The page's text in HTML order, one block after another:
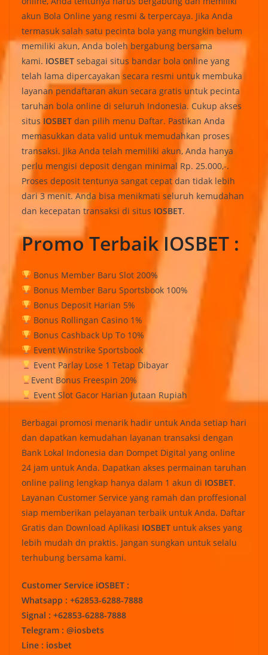
akun Bola Online yang resmi & terpercaya. Jika Anda
termasuk salah satu pecinta bola yang mungkin belum
memiliki akun, Anda boleh bergabung bersama
kami. IOSBET sebagai situs bandar bola online yang
telah lama dipercayakan secara resmi untuk membuka
layanan pendaftaran akun secara gratis untuk pecinta
taruhan bola online di seluruh Indonesia. Cukup akses
situs IOSBET dan pilih menu Daftar. Pastikan Anda
memasukkan data valid untuk memudahkan proses
transaksi. Jika Anda telah memiliki akun, Anda hanya
perlu mengisi deposit dengan minimal Rp. 25.000,-.
Proses deposit tentunya sangat cepat dan tidak lebih
dari 3 menit. Anda bisa menikmati seluruh kemudahan
dan kecepatan transaksi di situs IOSBET.
Promo Terbaik IOSBET :
Bonus Member Baru Slot 200%
Bonus Member Baru Sportsbook 100%
Bonus Deposit Harian 5%
Bonus Rollingan Casino 1%
Bonus Cashback Up To 10%
Event Winstrike Sportsbook
Event Parlay Lose 1 Tetap Dibayar
Event Bonus Freespin 20%
Event Slot Gacor Harian Jutaan Rupiah
Berbagai promosi menarik hadir untuk Anda setiap hari
dan dapatkan kemudahan layanan transaksi dengan
Bank Lokal Indonesia dan Dompet Digital yang online
24 jam untuk Anda. Dapatkan akses permainan taruhan
online paling lengkap hanya dalam 1 akun di IOSBET.
Layanan Customer Service yang ramah dan proffesional
siap memberikan pelayanan terbaik untuk Anda. Daftar
Gratis dan Download Aplikasi IOSBET untuk akses yang
lebih mudah dn praktis. Jangan sungkan untuk selalu
terhubung bersama kami.
Customer Service iOSBET :
Whatsapp : +62853-6288-7888
Signal : +62853-6288-7888
Telegram : @iosbets
Line : iosbet